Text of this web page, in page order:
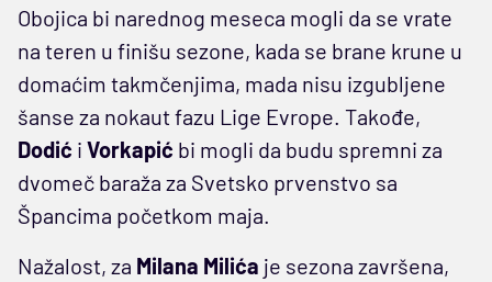
Obojica bi narednog meseca mogli da se vrate
na teren u finišu sezone, kada se brane krune u
domaćim takmčenjima, mada nisu izgubljene
šanse za nokaut fazu Lige Evrope. Takođe,
Dodić i Vorkapić bi mogli da budu spremni za
dvomeč baraža za Svetsko prvenstvo sa
Špancima početkom maja.
Nažalost, za Milana Milića je sezona završena,